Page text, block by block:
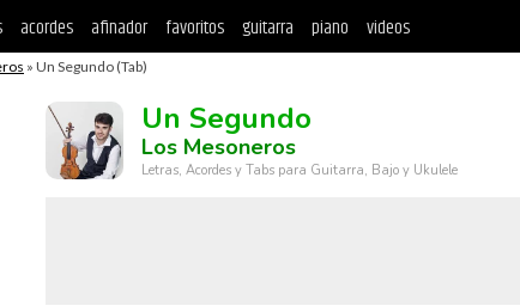
acordes afinador favoritos guitarra piano videos
» Un Segundo (Tab)
Un Segundo
Los Mesoneros
Letras, Acordes y Tabs para Guitarra, Bajo y Ukulele